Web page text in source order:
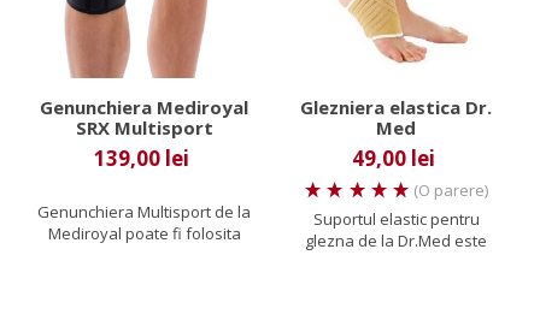
Genunchiera Mediroyal
SRX Multisport
139,00 lei
Genunchiera Multisport de la
Mediroyal poate fi folosita
Glezniera elastica Dr.
Med
49,00 lei
(O parere)
Suportul elastic pentru
glezna de la Dr.Med este